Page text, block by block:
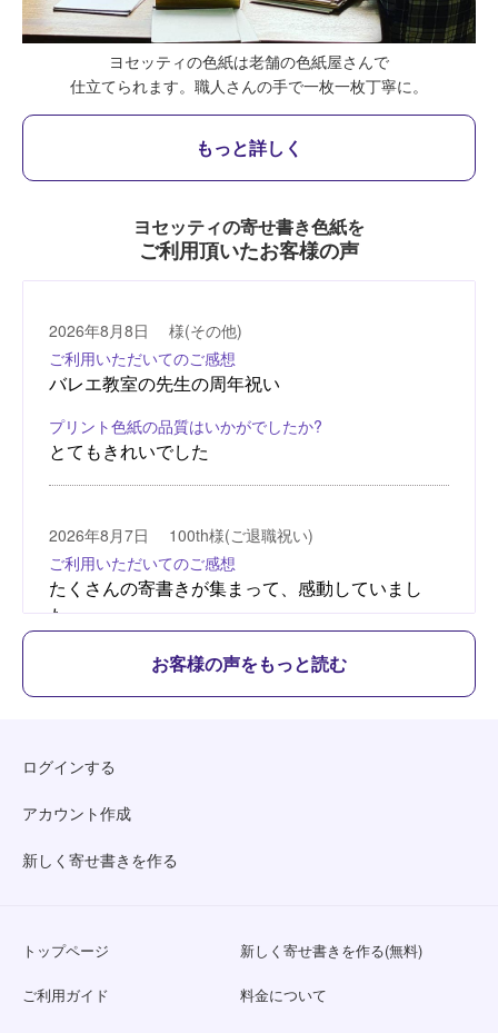
ヨセッティの色紙は老舗の色紙屋さんで
仕立てられます。 職人さんの手で一枚一枚丁寧に。
もっと詳しく
ヨセッティの寄せ書き色紙を
ご利用頂いたお客様の声
お客様の声をもっと読む
ログインする
アカウント作成
新しく寄せ書きを作る
トップページ 新しく寄せ書きを作る(無料)
ご利用ガイド 料金について